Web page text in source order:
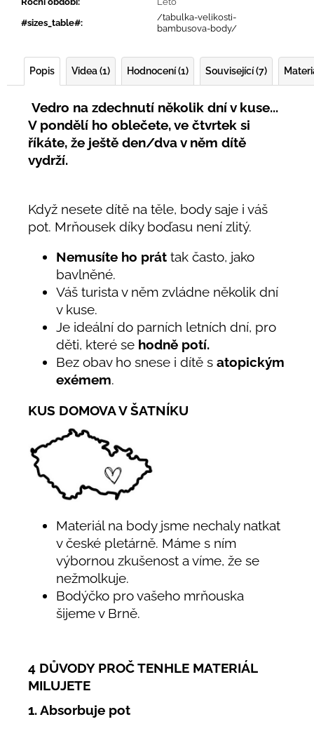
#sizes_table#:
/tabulka-velikosti-
bambusova-body/
Popis Videa (1) Hodnocení (1) Související (7)
Vedro na zdechnutí několik dní v kuse...
V pondělí ho oblečete, ve čtvrtek si
říkáte, že ještě den/dva v něm dítě
vydrží.
Když nesete dítě na těle, body saje i váš
pot. Mrňousek díky boďasu není zlitý.
Nemusíte ho prát tak často, jako
bavlněné.
Váš turista v něm zvládne několik dní
v kuse.
Je ideální do parních letních dní, pro
děti, které se hodně potí.
Bez obav ho snese i dítě s atopickým
exémem.
KUS DOMOVA V ŠATNÍKU
Materiál na body jsme nechaly natkat
v české pletárně. Máme s ním
výbornou zkušenost a víme, že se
nežmolkuje.
Bodýčko pro vašeho mrňouska
šijeme v Brně.
4 DŮVODY PROČ TENHLE MATERIÁL
MILUJETE
1. Absorbuje pot